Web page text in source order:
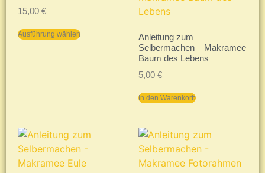
15,00 €
Ausführung wählen
Anleitung zum
Selbermachen – Makramee
Baum des Lebens
5,00 €
In den Warenkorb